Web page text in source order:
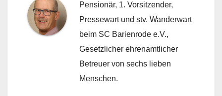
Pensionär, 1. Vorsitzender,
Pressewart und stv. Wanderwart
beim SC Barienrode e.V.,
Gesetzlicher ehrenamtlicher
Betreuer von sechs lieben
Menschen.